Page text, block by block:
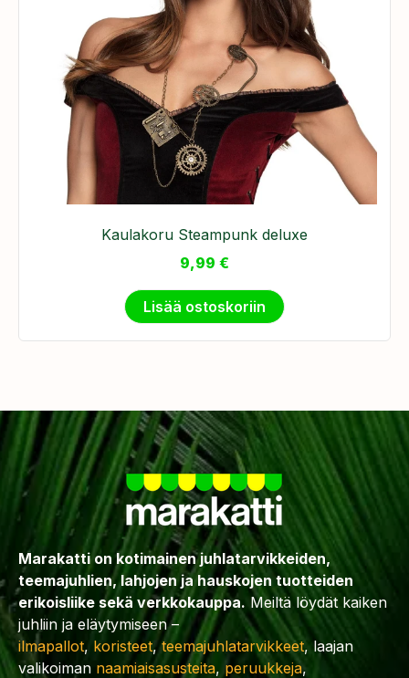
Kaulakoru Steampunk deluxe
9,99 €
Lisää ostoskoriin
Marakatti on kotimainen juhlatarvikkeiden,
teemajuhlien, lahjojen ja hauskojen tuotteiden
erikoisliike sekä verkkokauppa. Meiltä löydät kaiken
juhliin ja eläytymiseen –
ilmapallot, koristeet,teemajuhlatarvikkeet, laajan
valikoiman naamiaisasusteita, peruukkeja,